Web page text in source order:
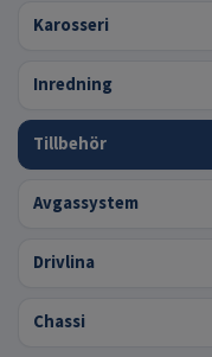
Karosseri
Inredning
Tillbehör
Avgassystem
Drivlina
Chassi